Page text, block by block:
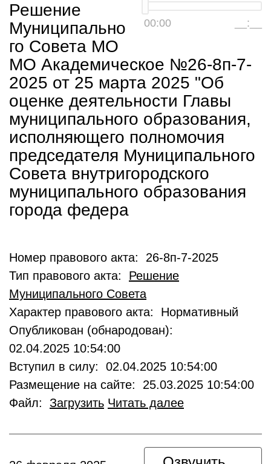
00:00 __:__
Решение
Муниципально
го Совета МО
МО Академическое №26-8п-7-
2025 от 25 марта 2025 "Об
оценке деятельности Главы
муниципального образования,
исполняющего полномочия
председателя Муниципального
Совета внутригородского
муниципального образования
города федера
Номер правового акта: 26-8п-7-2025
Тип правового акта: Решение
Муниципального Совета
Характер правового акта: Нормативный
Опубликован (обнародован):
02.04.2025 10:54:00
Вступил в силу: 02.04.2025 10:54:00
Размещение на сайте: 25.03.2025 10:54:00
Файл: Загрузить Читать далее